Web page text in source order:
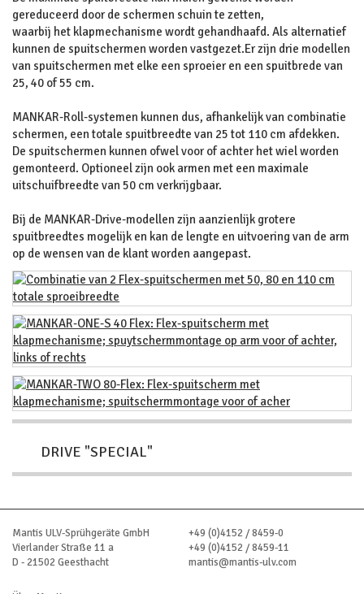
gereduceerd door de schermen schuin te zetten,
waarbij het klapmechanisme wordt gehandhaafd. Als alternatief
kunnen de spuitschermen worden vastgezet.Er zijn drie modellen
van spuitschermen met elke een sproeier en een spuitbrede van
25, 40 of 55 cm.
MANKAR-Roll-systemen kunnen dus, afhankelijk van combinatie
schermen, een totale spuitbreedte van 25 tot 110 cm afdekken.
De spuitschermen kunnen ofwel voor of achter het wiel worden
gemonteerd. Optioneel zijn ook armen met een maximale
uitschuifbreedte van 50 cm verkrijgbaar.
Bij de MANKAR-Drive-modellen zijn aanzienlijk grotere
spuitbreedtes mogelijk en kan de lengte en uitvoering van de arm
op de wensen van de klant worden aangepast.
DRIVE "SPECIAL"
Mantis ULV-Sprühgeräte GmbH
Vierlander Straße 11 a
D - 21502 Geesthacht
+49 (0)4152 / 8459-0
+49 (0)4152 / 8459-11
mantis@mantis-ulv.com